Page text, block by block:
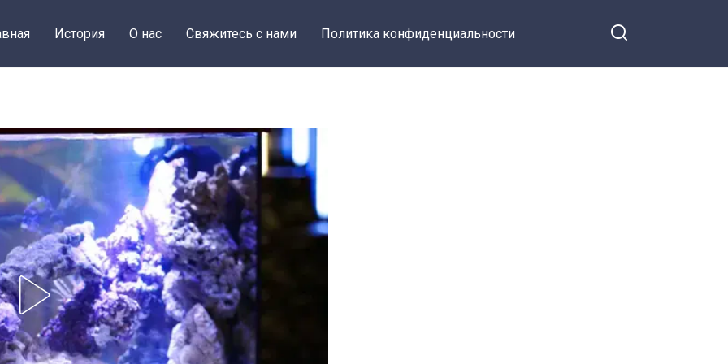
История О нас Свяжитесь с нами Политика конфиденциальности